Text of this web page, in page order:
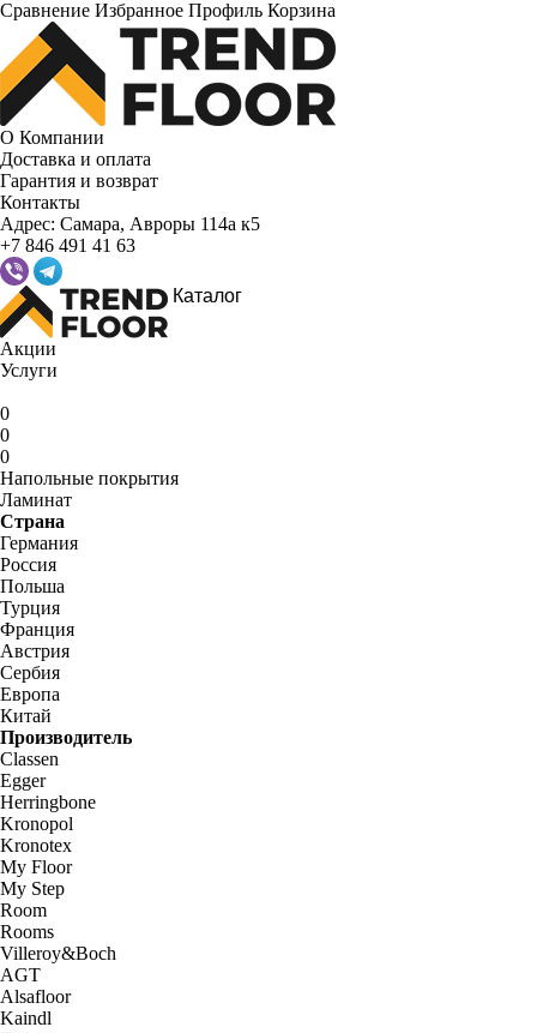
Сравнение Избранное Профиль Корзина
О Компании
Доставка и оплата
Гарантия и возврат
Контакты
Адрес: Самара, Авроры 114а к5
+7 846 491 41 63
Каталог
Акции
Услуги
0
0
0
Напольные покрытия
Ламинат
Страна
Германия
Россия
Польша
Турция
Франция
Австрия
Сербия
Европа
Китай
Производитель
Classen
Egger
Herringbone
Kronopol
Kronotex
My Floor
My Step
Room
Rooms
Villeroy&Boch
AGT
Alsafloor
Kaindl